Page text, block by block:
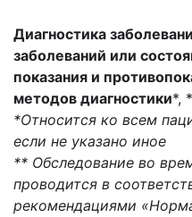
Диагностика
заболеваний или
показания и
методов диагностики*,
*Относится ко всем
если не указано иное
** Обследование во
проводится в
рекомендациями